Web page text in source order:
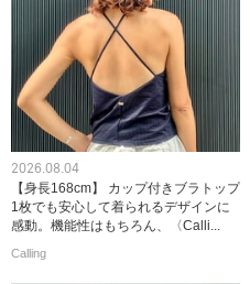
2026.08.04
【身長168cm】 カップ付きブラトップ
1枚でも安心して着られるデザインに
感動。機能性はもちろん、〈Calli...
Calling